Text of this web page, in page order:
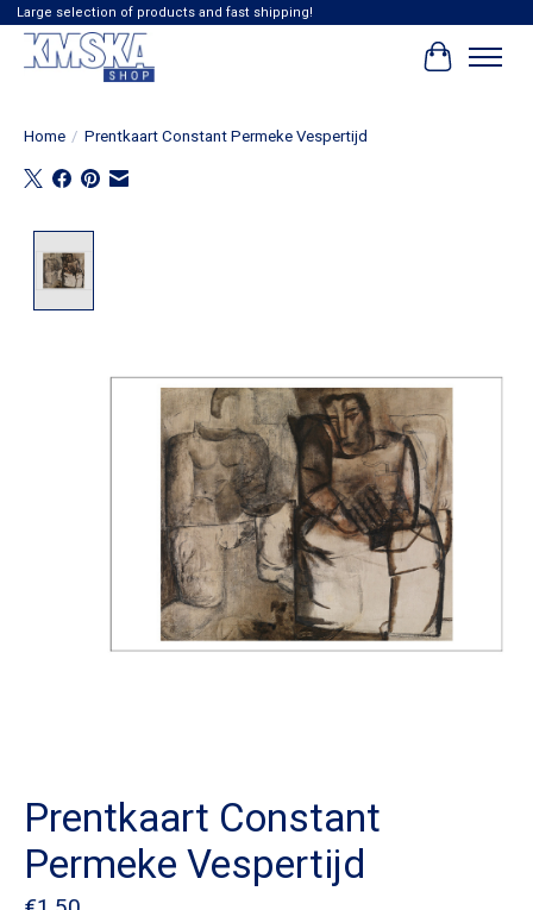
Large selection of products and fast shipping!
Home / Prentkaart Constant Permeke Vespertijd
Prentkaart Constant
Permeke Vespertijd